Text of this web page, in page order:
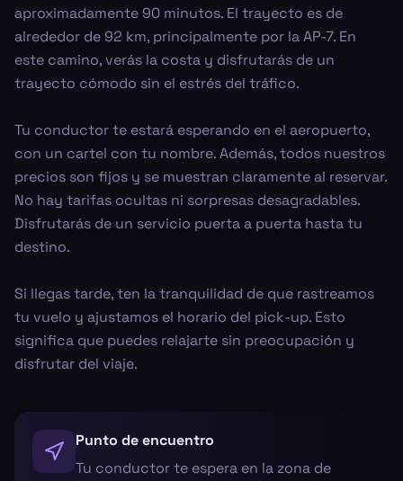
aproximadamente 90 minutos. El trayecto es de
alrededor de 92 km, principalmente por la AP-7. En
este camino, verás la costa y disfrutarás de un
trayecto cómodo sin el estrés del tráfico.
Tu conductor te estará esperando en el aeropuerto,
con un cartel con tu nombre. Además, todos nuestros
precios son fijos y se muestran claramente al reservar.
No hay tarifas ocultas ni sorpresas desagradables.
Disfrutarás de un servicio puerta a puerta hasta tu
destino.
Si llegas tarde, ten la tranquilidad de que rastreamos
tu vuelo y ajustamos el horario del pick-up. Esto
significa que puedes relajarte sin preocupación y
disfrutar del viaje.
Punto de encuentro
Tu conductor te espera en la zona de